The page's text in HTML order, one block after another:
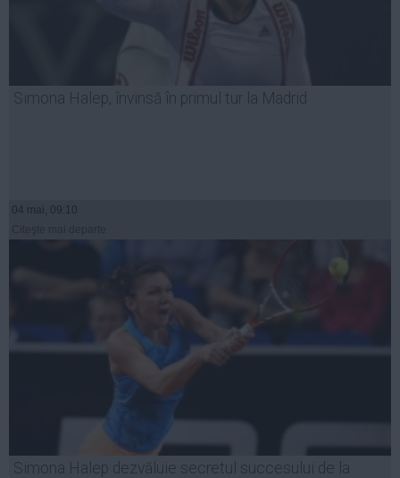
Simona Halep, învinsă în primul tur la Madrid
04 mai, 09:10
Simona Halep dezvăluie secretul succesului de la